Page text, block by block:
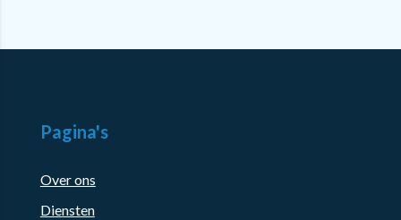
Pagina's
Over ons
Diensten